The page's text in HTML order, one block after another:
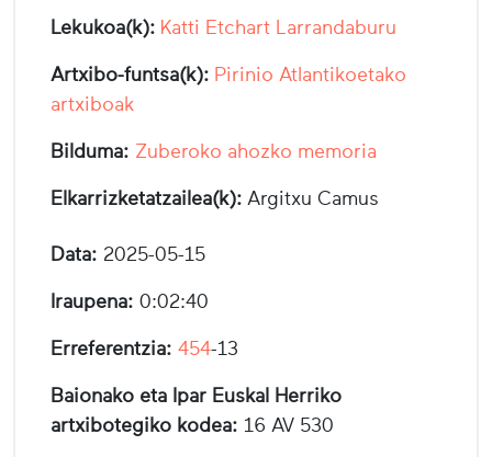
Lekukoa(k): Katti Etchart Larrandaburu
Artxibo-funtsa(k): Pirinio Atlantikoetako
artxiboak
Bilduma: Zuberoko ahozko memoria
Elkarrizketatzailea(k): Argitxu Camus
Data: 2025-05-15
Iraupena: 0:02:40
Erreferentzia: 454-13
Baionako eta Ipar Euskal Herriko
artxibotegiko kodea: 16 AV 530